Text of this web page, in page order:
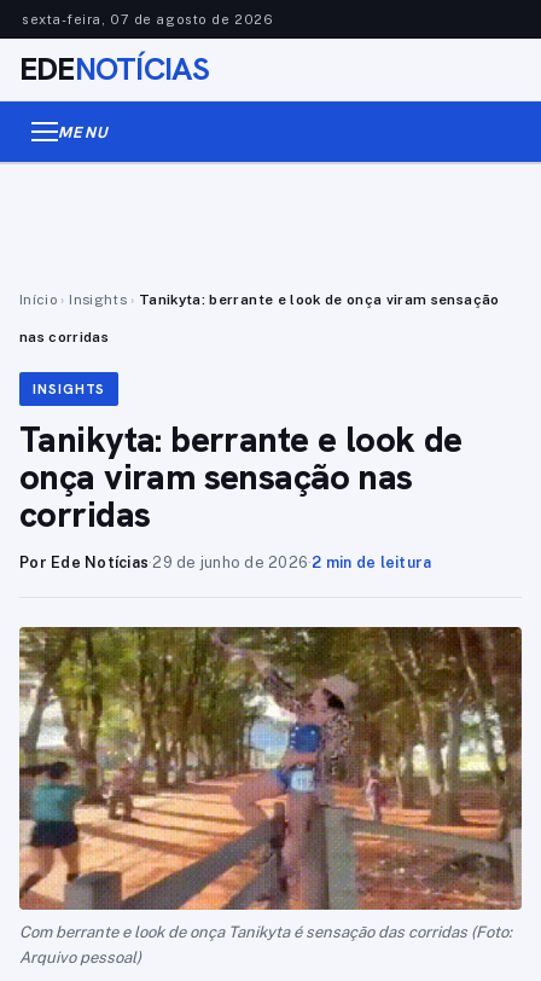
sexta-feira, 07 de agosto de 2026
EDENOTÍCIAS
MENU
Início › Insights › Tanikyta: berrante e look de onça viram sensação
nas corridas
INSIGHTS
Tanikyta: berrante e look de
onça viram sensação nas
corridas
Por Ede Notícias·29 de junho de 2026·2 min de leitura
Com berrante e look de onça Tanikyta é sensação das corridas (Foto:
Arquivo pessoal)